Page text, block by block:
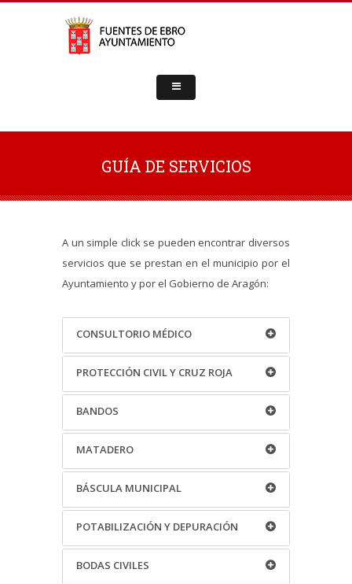
GUÍA DE SERVICIOS
A un simple click se pueden encontrar diversos
servicios que se prestan en el municipio por el
Ayuntamiento y por el Gobierno de Aragón:
CONSULTORIO MÉDICO
PROTECCIÓN CIVIL Y CRUZ ROJA
BANDOS
MATADERO
BÁSCULA MUNICIPAL
POTABILIZACIÓN Y DEPURACIÓN
BODAS CIVILES